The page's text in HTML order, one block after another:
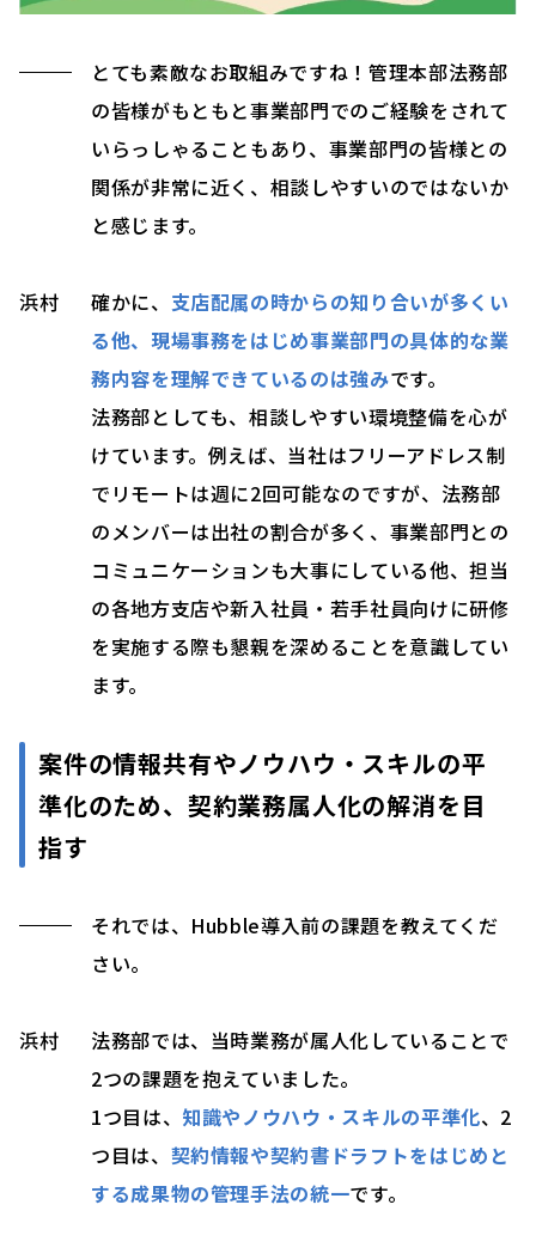
とても素敵なお取組みですね！管理本部法務部
の皆様がもともと事業部門でのご経験をされて
いらっしゃることもあり、事業部門の皆様との
関係が非常に近く、相談しやすいのではないか
と感じます。
浜村 確かに、 支店配属の時からの知り合いが多くい
る他、現場事務をはじめ事業部門の具体的な業
務内容を理解できているのは強みです。
法務部としても、相談しやすい環境整備を心が
けています。例えば、当社はフリーアドレス制
でリモートは週に2回可能なのですが、法務部
のメンバーは出社の割合が多く、事業部門との
コミュニケーションも大事にしている他、担当
の各地方支店や新入社員・若手社員向けに研修
を実施する際も懇親を深めることを意識してい
ます。
案件の情報共有やノウハウ・スキルの平
準化のため、契約業務属人化の解消を目
指す
それでは、Hubble導入前の課題を教えてくだ
さい。
浜村
法務部では、当時業務が属人化していることで
2つの課題を抱えていました。
1つ目は、 知識やノウハウ・スキルの平準化、2
つ目は、 契約情報や契約書ドラフトをはじめと
する成果物の管理手法の統一です。